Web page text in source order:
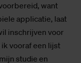
want
applicatie, laat
inschrijven voor
vooraf een lijst
studie en